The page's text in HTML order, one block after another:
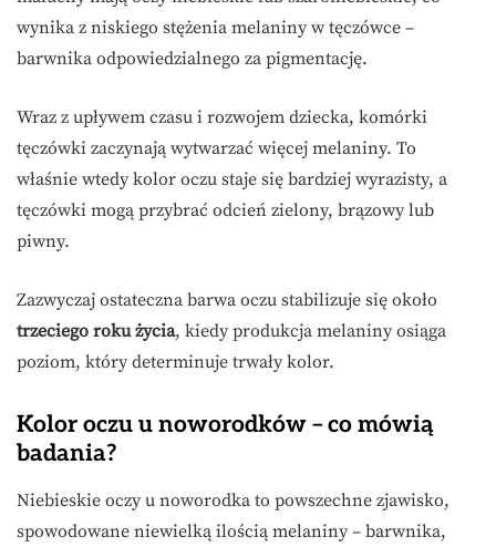
wynika z niskiego stężenia melaniny w tęczówce –
barwnika odpowiedzialnego za pigmentację.
Wraz z upływem czasu i rozwojem dziecka, komórki
tęczówki zaczynają wytwarzać więcej melaniny. To
właśnie wtedy kolor oczu staje się bardziej wyrazisty, a
tęczówki mogą przybrać odcień zielony, brązowy lub
piwny.
Zazwyczaj ostateczna barwa oczu stabilizuje się około
trzeciego roku życia, kiedy produkcja melaniny osiąga
poziom, który determinuje trwały kolor.
Kolor oczu u noworodków – co mówią
badania?
Niebieskie oczy u noworodka to powszechne zjawisko,
spowodowane niewielką ilością melaniny – barwnika,